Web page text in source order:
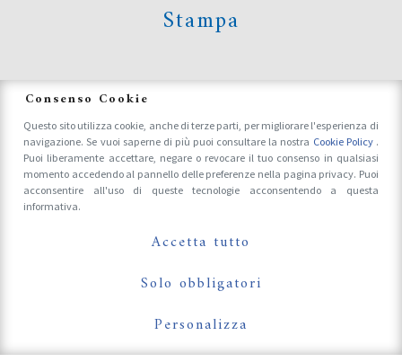
Stampa
Accrediti Stampa e Fotografi
Follow Us On
Consenso Cookie
Questo sito utilizza cookie, anche di terze parti, per migliorare l'esperienza di
navigazione. Se vuoi saperne di più puoi consultare la nostra Cookie Policy .
Puoi liberamente accettare, negare o revocare il tuo consenso in qualsiasi
momento accedendo al pannello delle preferenze nella pagina privacy. Puoi
acconsentire all'uso di queste tecnologie acconsentendo a questa
informativa.
Accetta tutto
Solo obbligatori
Personalizza